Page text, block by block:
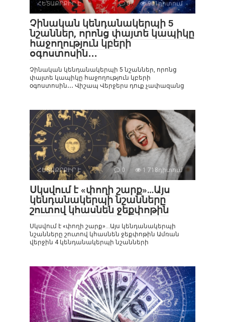
ՀԵՏԱՔՐՔԻՐ Է 0 901դիտում
Չինական կենդանակերպի 5
նշաններ, որոնց փայտե կապիկը
հաջողություն կբերի
օգոստոսին․․․
Չինական կենդանակերպի 5 նշաններ, որոնց
փայտե կապիկը հաջողություն կբերի
օգոստոսին․․․ Վիշապ Վերջերս դուք չափազանց
ՀԵՏԱՔՐՔԻՐ Է 0 1 718դիտում
Սկսվում է «փողի շարք»…Այս
կենդանակերպի նշանները
շուտով կհասնեն ջեքփոթին
Սկսվում է «փողի շարք»…Այս կենդանակերպի
նշանները շուտով կհասնեն ջեքփոթին Ամռան
վերջին 4 կենդանակերպի նշանների